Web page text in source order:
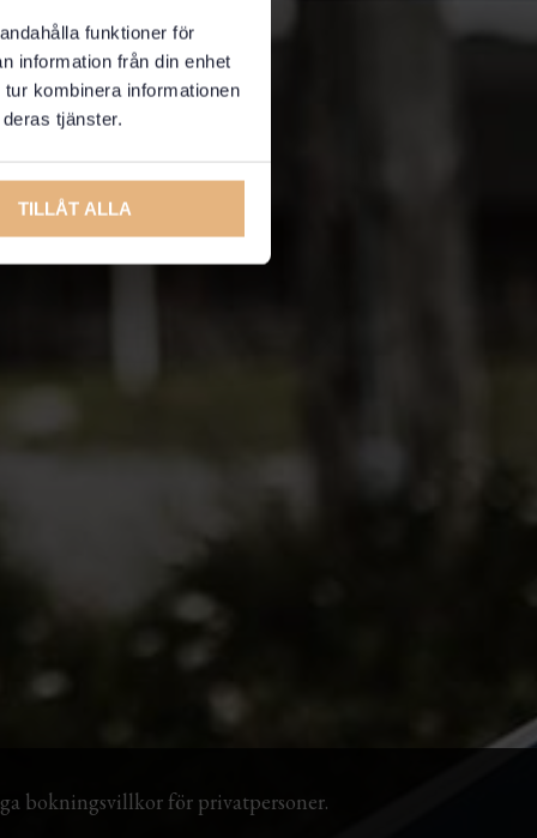
funktioner för
information från din enhet
kombinera informationen
tjänster.
TILLÅT ALLA
bokningsvillkor för privatpersoner.